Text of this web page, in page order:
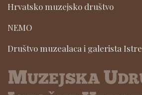
Hrvatsko muzejsko društvo
NEMO
Društvo muzealaca i galerista Istre